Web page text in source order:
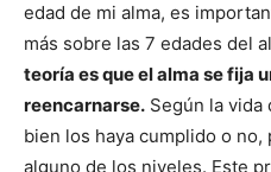
edad de mi alma, es
más sobre las 7 edades del
teoría es que el alma se fija
reencarnarse. Según la vida
bien los haya cumplido o
alguno de los niveles. Este